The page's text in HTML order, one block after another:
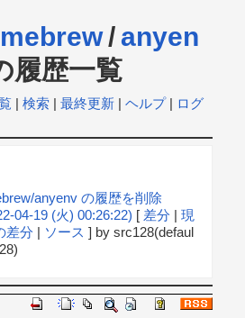
/ anyen
履歴一覧
| 検索| 最終更新| ヘルプ| ログ
anyenv の履歴を削除
04-19 (火) 00:26:22) [ 差分 |現
差分 | ソース ] by src128(defaul